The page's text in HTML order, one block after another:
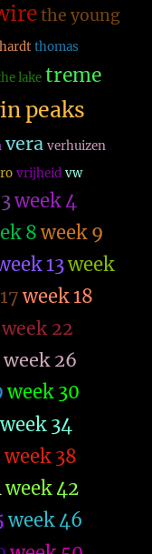
the young
thomas
lake treme
peaks
vera verhuizen
vrijheid vw
week 4
8 week 9
13week
week 18
week 22
week 26
week 30
week 34
week 38
week 42
week 46